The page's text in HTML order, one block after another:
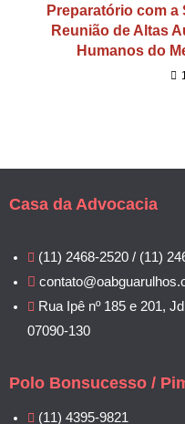
Preparatório com a
Reunião de Altas
Humanos do
Casa da Advocacia
(11) 2468-2520 / (11)
Rua Ipê nº 185 e 201,
07090-130
Polo Bonsucesso /
(11) 4395-9821